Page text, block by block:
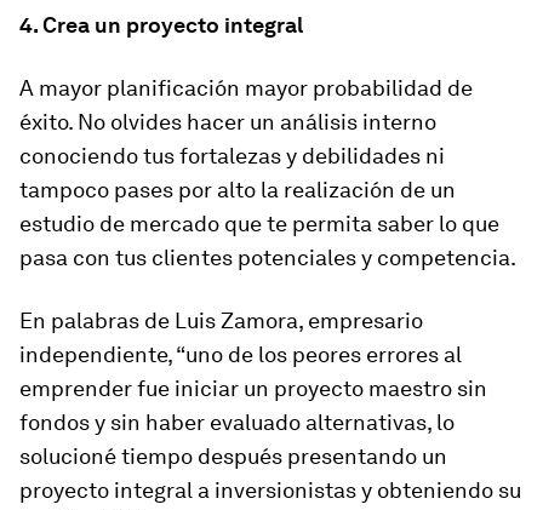
4. Crea un proyecto integral
A mayor planificación mayor probabilidad de
éxito. No olvides hacer un análisis interno
conociendo tus fortalezas y debilidades ni
tampoco pases por alto la realización de un
estudio de mercado que te permita saber lo que
pasa con tus clientes potenciales y competencia.
En palabras de Luis Zamora, empresario
independiente, “uno de los peores errores al
emprender fue iniciar un proyecto maestro sin
fondos y sin haber evaluado alternativas, lo
solucioné tiempo después presentando un
proyecto integral a inversionistas y obteniendo su